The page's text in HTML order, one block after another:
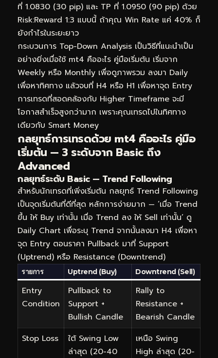
ที่ 1.0830 (30 pip) และ TP ที่ 1.0950 (90 pip) ด้วย
Risk:Reward 1:3 แบบนี้ ถ้าคุณ Win Rate แค่ 40% ก็
ยังกำไรในระยะยาว
กระบวนการ Top-Down Analysis เป็นวิธีที่แนะนำเป็น
อย่างยิ่งเมื่อใช้ mt4 คืออะไร คู่มือเริ่มต้น เริ่มจาก
Weekly หรือ Monthly เพื่อดูภาพรวม ลงมา Daily
เพื่อหาทิศทาง แล้วจบที่ H4 หรือ H1 เพื่อหาจุด Entry
การเทรดที่สอดคล้องกับ Higher Timeframe จะมี
โอกาสสำเร็จสูงกว่ามาก เพราะคุณเทรดไปในทิศทาง
เดียวกับ Smart Money
กลยุทธ์การเทรดด้วย mt4 คืออะไร คู่มือ
เริ่มต้น — 3 ระดับจาก Basic ถึง
Advanced
กลยุทธ์ระดับ Basic — Trend Following
สำหรับนักเทรดที่เพิ่งเริ่มต้น กลยุทธ์ Trend Following
เป็นจุดเริ่มต้นที่ดีที่สุด หลักการง่ายมาก — ‘เมื่อ Trend
ขึ้น ให้ Buy เท่านั้น เมื่อ Trend ลง ให้ Sell เท่านั้น’ ดู
Daily Chart เพื่อระบุ Trend จากนั้นลงมา H4 เพื่อหา
จุด Entry ตอนราคา Pullback มาที่ Support
(Uptrend) หรือ Resistance (Downtrend)
รายการ Uptrend (Buy) Downtrend (Sell)
Entry
Condition
Pullback to
Support +
Bullish Candle
Rally to
Resistance +
Bearish Candle
Stop Loss
ใต้ Swing Low
ล่าสุด (20-40
เหนือ Swing
High ล่าสุด (20-